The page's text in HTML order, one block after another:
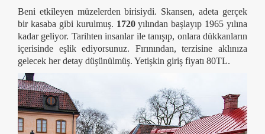
Beni etkileyen müzelerden birisiydi. Skansen, adeta gerçek
bir kasaba gibi kurulmuş. 1720yılından başlayıp 1965 yılına
kadar geliyor. Tarihten insanlar ile tanışıp, onlara dükkanların
içerisinde eşlik ediyorsunuz. Fırınından, terzisine aklınıza
gelecek her detay düşünülmüş. Yetişkin giriş fiyatı 80TL.